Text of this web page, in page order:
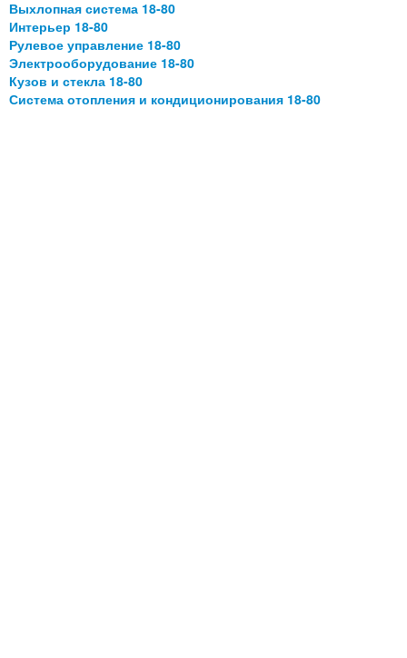
Выхлопная система 18-80
Интерьер 18-80
Рулевое управление 18-80
Электрооборудование 18-80
Кузов и стекла 18-80
Система отопления и кондиционирования 18-80